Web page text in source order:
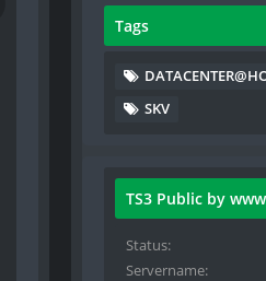
Tags
SKV
TS3 Public by
Status
Servername